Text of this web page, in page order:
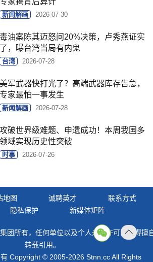
新闻解画 2026-07-30
毒油案陈其迈怒问20%决策，卢秀燕证实
了，曝台湾当局有内鬼
台湾 2026-07-28
美军武器快打光了？高端武器库存告急，
专家最怕一事发生
新闻解画 2026-07-28
攻破世界级难题、申遗成功！本周我国多
领域实现历史性突破
时事 2026-07-26
地图 诚聘英才
联系方式
隐私保护 新媒体矩阵
团所有，任何单位以及个人未经许可，不得擅
转载引用。
Copyright © 2005-2026 Stnn.cc All Rights
顶部